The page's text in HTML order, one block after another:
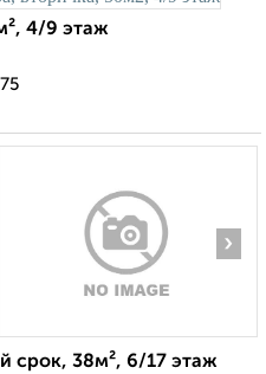
4/9 этаж
›
срок, 38м², 6/17 этаж